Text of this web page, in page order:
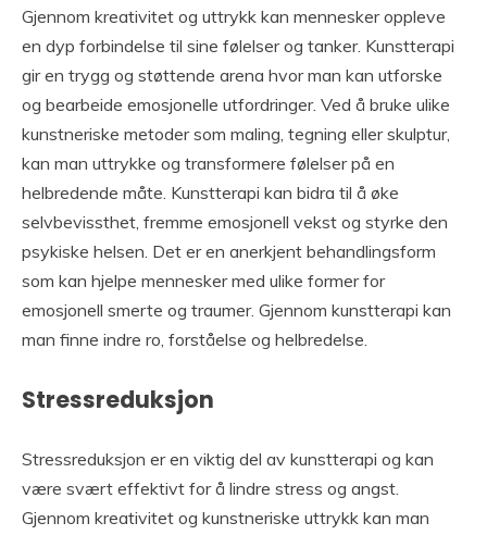
Gjennom kreativitet og uttrykk kan mennesker oppleve
en dyp forbindelse til sine følelser og tanker. Kunstterapi
gir en trygg og støttende arena hvor man kan utforske
og bearbeide emosjonelle utfordringer. Ved å bruke ulike
kunstneriske metoder som maling, tegning eller skulptur,
kan man uttrykke og transformere følelser på en
helbredende måte. Kunstterapi kan bidra til å øke
selvbevissthet, fremme emosjonell vekst og styrke den
psykiske helsen. Det er en anerkjent behandlingsform
som kan hjelpe mennesker med ulike former for
emosjonell smerte og traumer. Gjennom kunstterapi kan
man finne indre ro, forståelse og helbredelse.
Stressreduksjon
Stressreduksjon er en viktig del av kunstterapi og kan
være svært effektivt for å lindre stress og angst.
Gjennom kreativitet og kunstneriske uttrykk kan man